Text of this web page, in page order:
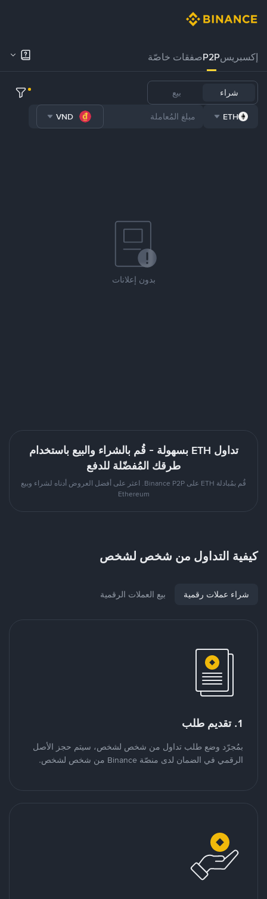
إكسبريسP2Pصفقات خاصّة
شراء بيع
ETH
VND
بدون إعلانات
تداول ETH بسهولة - قُم بالشراء والبيع باستخدام
طرقك المُفضّلة للدفع
قُم بمُبادلة ETH على Binance P2P. اعثر على أفضل العروض أدناه لشراء وبيع
Ethereum
كيفية التداول من شخص لشخص
شراء عملات رقمية بيع العملات الرقمية
1. تقديم طلب
بمُجرّد وضع طلب تداول من شخص لشخص، سيتم حجز الأصل
الرقمي في الضمان لدى منصّة Binance من شخص لشخص.